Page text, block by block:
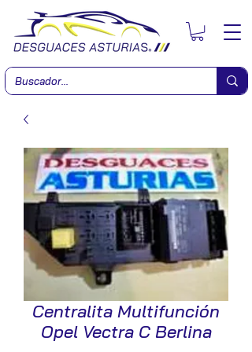
Centralita Multifunción
Opel Vectra C Berlina